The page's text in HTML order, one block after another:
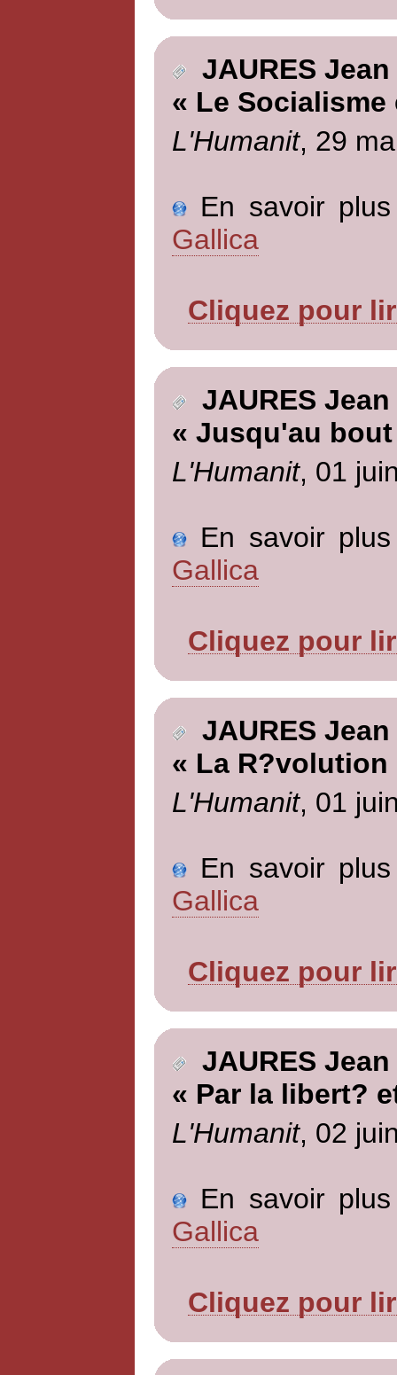
JAURES Jean
« Le Socialisme
L'Humanit, 29
En savoir
Gallica
Cliquez pour
JAURES Jean
« Jusqu'au bout
L'Humanit, 01
En savoir
Gallica
Cliquez pour
JAURES Jean
« La R?volution
L'Humanit, 01
En savoir
Gallica
Cliquez pour
JAURES Jean
« Par la libert?
L'Humanit, 02
En savoir
Gallica
Cliquez pour